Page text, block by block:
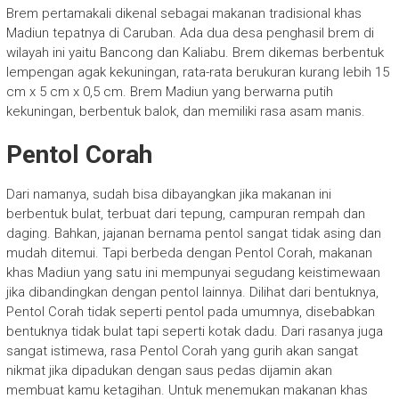
Brem pertamakali dikenal sebagai makanan tradisional khas
Madiun tepatnya di Caruban. Ada dua desa penghasil brem di
wilayah ini yaitu Bancong dan Kaliabu. Brem dikemas berbentuk
lempengan agak kekuningan, rata-rata berukuran kurang lebih 15
cm x 5 cm x 0,5 cm. Brem Madiun yang berwarna putih
kekuningan, berbentuk balok, dan memiliki rasa asam manis.
Pentol Corah
Dari namanya, sudah bisa dibayangkan jika makanan ini
berbentuk bulat, terbuat dari tepung, campuran rempah dan
daging. Bahkan, jajanan bernama pentol sangat tidak asing dan
mudah ditemui. Tapi berbeda dengan Pentol Corah, makanan
khas Madiun yang satu ini mempunyai segudang keistimewaan
jika dibandingkan dengan pentol lainnya. Dilihat dari bentuknya,
Pentol Corah tidak seperti pentol pada umumnya, disebabkan
bentuknya tidak bulat tapi seperti kotak dadu. Dari rasanya juga
sangat istimewa, rasa Pentol Corah yang gurih akan sangat
nikmat jika dipadukan dengan saus pedas dijamin akan
membuat kamu ketagihan. Untuk menemukan makanan khas